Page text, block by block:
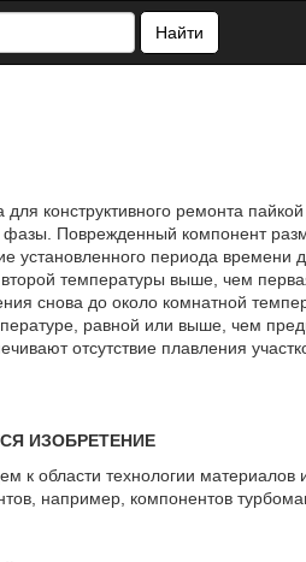
Найти
конструктивного ремонта
Поврежденный компонент
установленного периода времени
температуры выше, чем
снова до около комнатной
равной или выше, чем
отсутствие плавления
ИЗОБРЕТЕНИЕ
к области технологии материалов
например, компонентов